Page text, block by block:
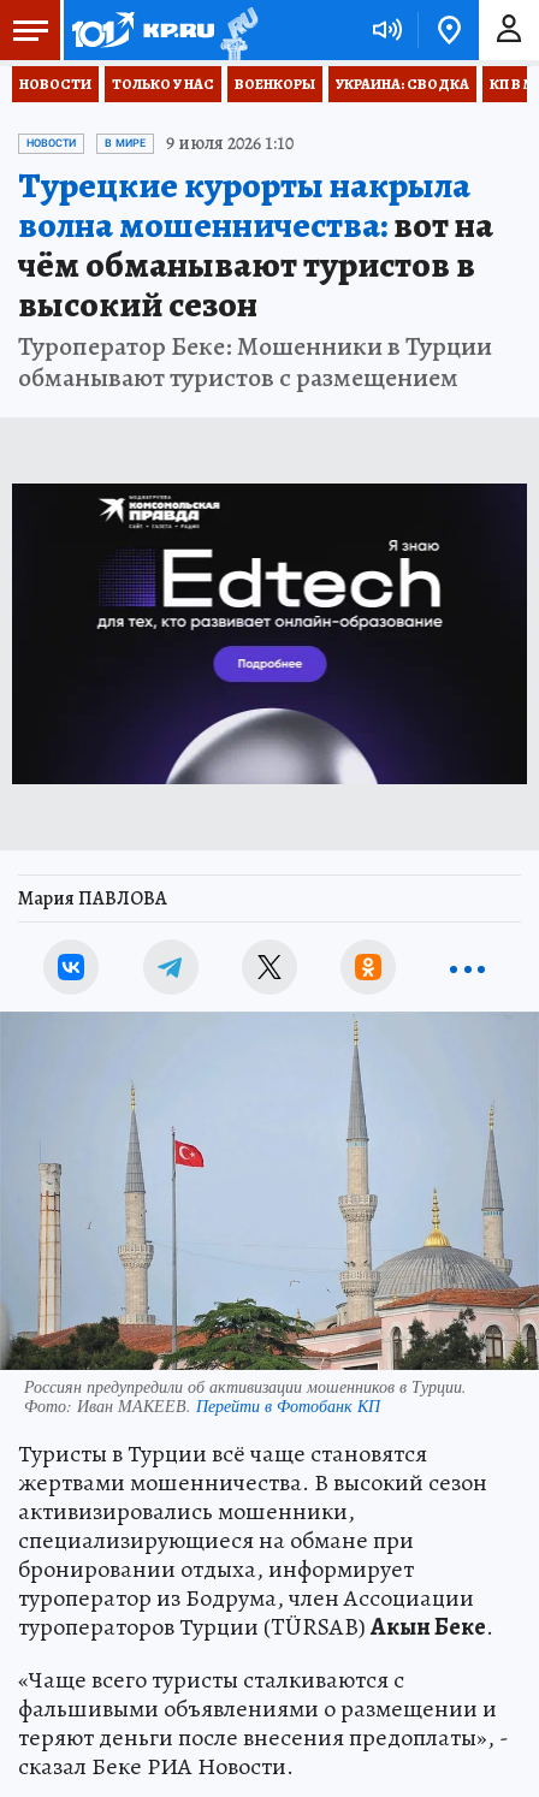
НОВОСТИ ТОЛЬКО У НАС ВОЕНКОРЫ УКРАИНА: СВОДКА КП В
НОВОСТИ В МИРЕ 9 июля 2026 1:10
Турецкие курорты накрыла
волна мошенничества:вот на
чём обманывают туристов в
высокий сезон
Туроператор Беке: Мошенники в Турции
обманывают туристов с размещением
Мария ПАВЛОВА
Россиян предупредили об активизации мошенников в Турции.
Фото: Иван МАКЕЕВ. Перейти в Фотобанк КП
Туристы в Турции всё чаще становятся
жертвами мошенничества. В высокий сезон
активизировались мошенники,
специализирующиеся на обмане при
бронировании отдыха, информирует
туроператор из Бодрума, член Ассоциации
туроператоров Турции (TÜRSAB)Акын Беке.
«Чаще всего туристы сталкиваются с
фальшивыми объявлениями о размещении и
теряют деньги после внесения предоплаты», -
сказал Беке РИА Новости.